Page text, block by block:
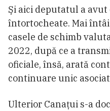
Şi aici deputatul a
întortocheate. Mai
casele de schimb
2022, după ce a
oficiale, însă, arată
continuare unic
Ulterior Canațui s-a